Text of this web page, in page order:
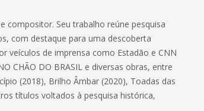
compositor. Seu trabalho reúne pesquisa
com destaque para uma descoberta
veículos de imprensa como Estadão e CNN
CHÃO DO BRASIL e diversas obras, entre
(2018), Brilho Âmbar (2020), Toadas das
títulos voltados à pesquisa histórica,